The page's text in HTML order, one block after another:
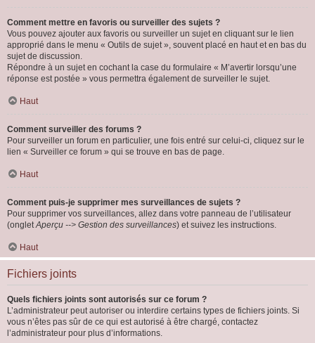
Comment mettre en favoris ou surveiller des sujets ?
Vous pouvez ajouter aux favoris ou surveiller un sujet en cliquant sur le lien
approprié dans le menu « Outils de sujet », souvent placé en haut et en bas du
sujet de discussion.
Répondre à un sujet en cochant la case du formulaire « M’avertir lorsqu’une
réponse est postée » vous permettra également de surveiller le sujet.
Haut
Comment surveiller des forums ?
Pour surveiller un forum en particulier, une fois entré sur celui-ci, cliquez sur le
lien « Surveiller ce forum » qui se trouve en bas de page.
Haut
Comment puis-je supprimer mes surveillances de sujets ?
Pour supprimer vos surveillances, allez dans votre panneau de l’utilisateur
(ongletAperçu --> Gestion des surveillances) et suivez les instructions.
Haut
Fichiers joints
Quels fichiers joints sont autorisés sur ce forum ?
L’administrateur peut autoriser ou interdire certains types de fichiers joints. Si
vous n’êtes pas sûr de ce qui est autorisé à être chargé, contactez
l’administrateur pour plus d’informations.